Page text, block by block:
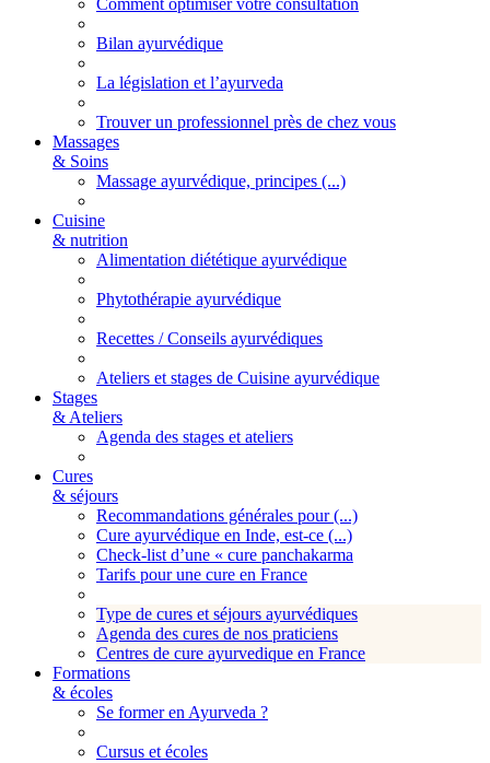
Comment optimiser votre consultation
Bilan ayurvédique
La législation et l’ayurveda
Trouver un professionnel près de chez vous
Massages
& Soins
Massage ayurvédique, principes (...)
Cuisine
& nutrition
Alimentation diététique ayurvédique
Phytothérapie ayurvédique
Recettes / Conseils ayurvédiques
Ateliers et stages de Cuisine ayurvédique
Stages
& Ateliers
Agenda des stages et ateliers
Cures
& séjours
Recommandations générales pour (...)
Cure ayurvédique en Inde, est-ce (...)
Check-list d’une « cure panchakarma
Tarifs pour une cure en France
Type de cures et séjours ayurvédiques
Agenda des cures de nos praticiens
Centres de cure ayurvedique en France
Formations
& écoles
Se former en Ayurveda ?
Cursus et écoles